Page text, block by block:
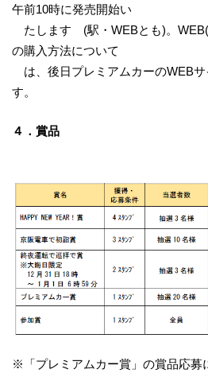
午前10時に発売開始い
たします (駅・WEBとも)。
の購入方法について
は、後日プレミアムカーのWEBサ
す。
４．賞品
※「プレミアムカー賞」の賞品応募